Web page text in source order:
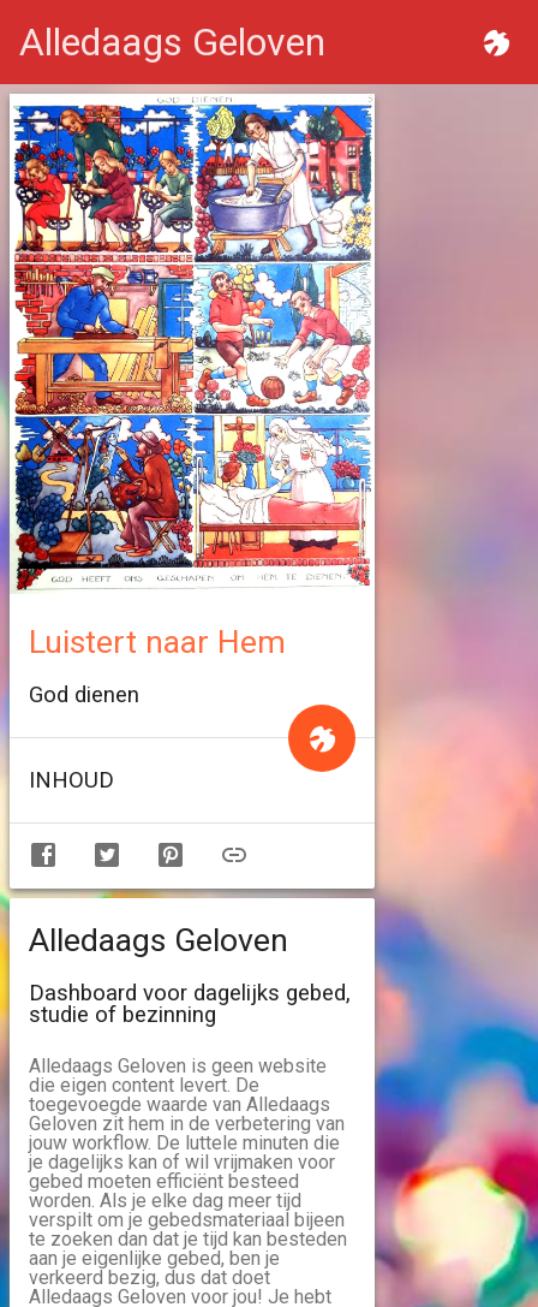
Alledaags Geloven
Luistert naar Hem
God dienen
INHOUD
Alledaags Geloven
Dashboard voor dagelijks gebed,
studie of bezinning
Alledaags Geloven is geen website
die eigen content levert. De
toegevoegde waarde van Alledaags
Geloven zit hem in de verbetering van
jouw workflow. De luttele minuten die
je dagelijks kan of wil vrijmaken voor
gebed moeten efficiënt besteed
worden. Als je elke dag meer tijd
verspilt om je gebedsmateriaal bijeen
te zoeken dan dat je tijd kan besteden
aan je eigenlijke gebed, ben je
verkeerd bezig, dus dat doet
Alledaags Geloven voor jou! Je hebt